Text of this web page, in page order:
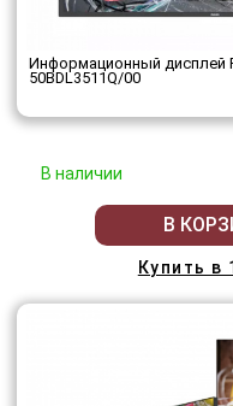
Информационный дисплей
50BDL3511Q/00
В наличии
В
Купить в